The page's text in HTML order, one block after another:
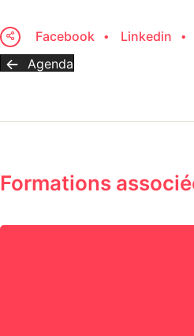
Facebook Linkedin
Agenda
Formations